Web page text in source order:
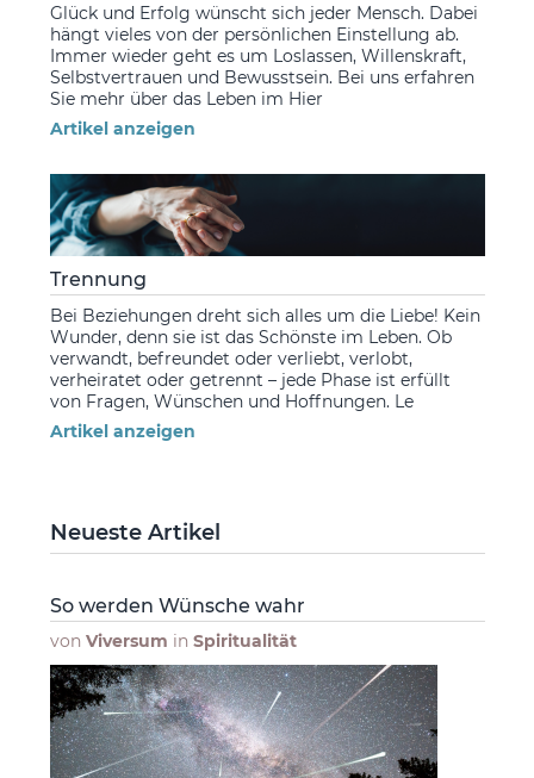
Glück und Erfolg wünscht sich jeder Mensch. Dabei
hängt vieles von der persönlichen Einstellung ab.
Immer wieder geht es um Loslassen, Willenskraft,
Selbstvertrauen und Bewusstsein. Bei uns erfahren
Sie mehr über das Leben im Hier
Artikel anzeigen
Trennung
Bei Beziehungen dreht sich alles um die Liebe! Kein
Wunder, denn sie ist das Schönste im Leben. Ob
verwandt, befreundet oder verliebt, verlobt,
verheiratet oder getrennt – jede Phase ist erfüllt
von Fragen, Wünschen und Hoffnungen. Le
Artikel anzeigen
Neueste Artikel
So werden Wünsche wahr
von Viversum in Spiritualität